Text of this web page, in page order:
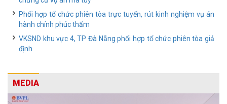
Phối hợp tổ chức phiên tòa trực tuyến, rút kinh nghiệm vụ án
hành chính phúc thẩm
VKSND khu vực 4, TP Đà Nẵng phối hợp tổ chức phiên tòa giả
định
MEDIA